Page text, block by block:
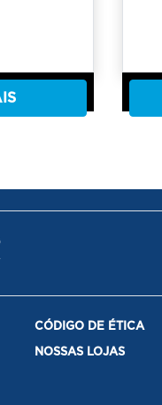
CÓDIGO DE ÉTICA
NOSSAS LOJAS